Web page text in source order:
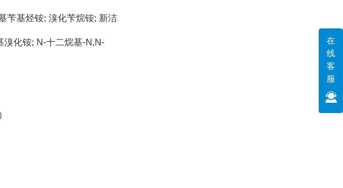
苄基烃铵; 溴化苄烷铵; 新洁
溴化铵; N-十二烷基-N,N-
在
线
客
服